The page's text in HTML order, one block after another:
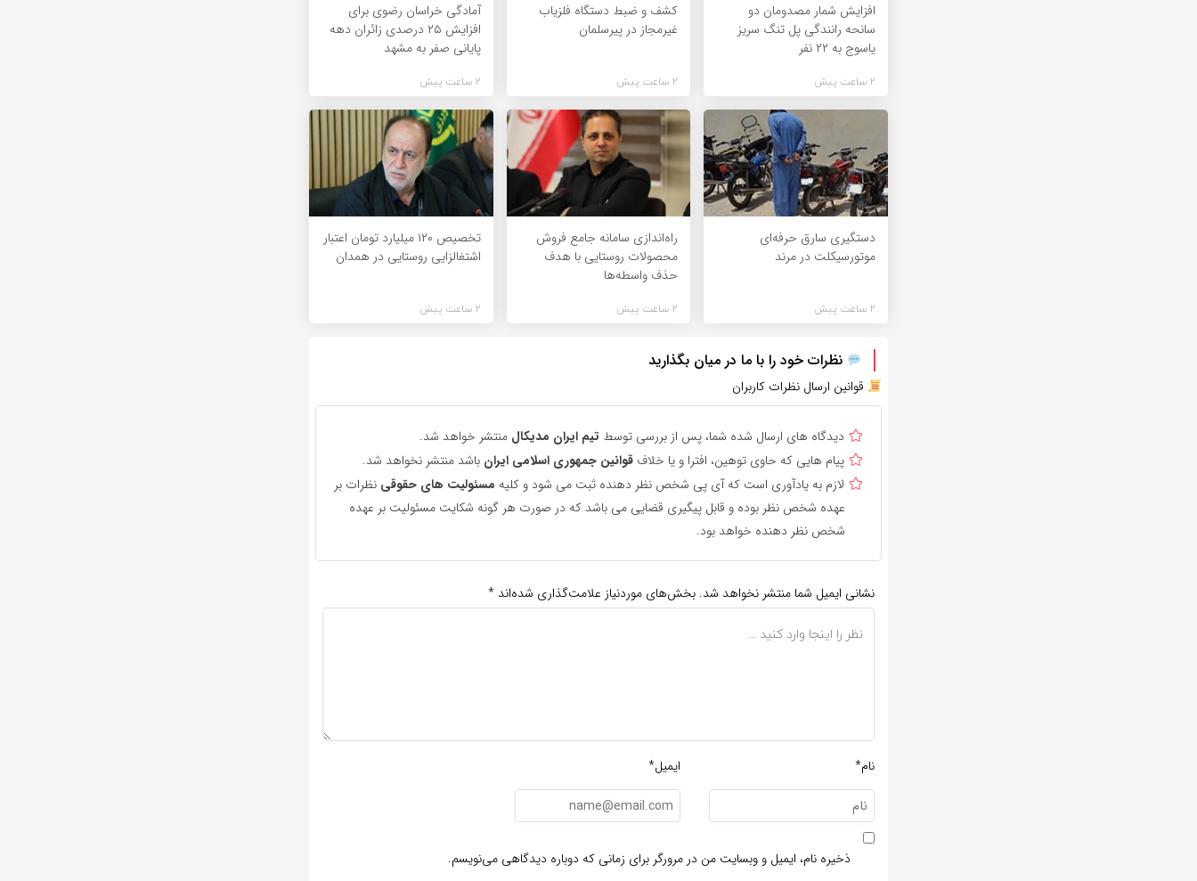
افزایش شمار مصدومان دو
سانحه رانندگی پل تنگ سریز
یاسوج به ۲۲ نفر
2 ساعت پیش
کشف و ضبط دستگاه فلزیاب
غیرمجاز در پیرسلمان
2 ساعت پیش
آمادگی خراسان رضوی برای
افزایش ۲۵ درصدی زائران دهه
پایانی صفر به مشهد
2 ساعت پیش
دستگیری سارق حرفه‌ای
موتورسیکلت در مرند
2 ساعت پیش
راه‌اندازی سامانه جامع فروش
محصولات روستایی با هدف
حذف واسطه‌ها
2 ساعت پیش
تخصیص ۱۲۰ میلیارد تومان اعتبار
اشتغالزایی روستایی در همدان
2 ساعت پیش
نظرات خود را با ما در میان بگذارید
قوانین ارسال نظرات کاربران
دیدگاه های ارسال شده شما، پس از بررسی توسط تیم ایران مدیکال منتشر خواهد شد.
پیام هایی که حاوی توهین، افترا و یا خلاف قوانین جمهوری اسلامی ایران باشد منتشر نخواهد شد.
لازم به یادآوری است که آی پی شخص نظر دهنده ثبت می شود و کلیه مسئولیت های حقوقی نظرات بر
عهده شخص نظر بوده و قابل پیگیری قضایی می باشد که در صورت هر گونه شکایت مسئولیت بر عهده
شخص نظر دهنده خواهد بود.
نشانی ایمیل شما منتشر نخواهد شد. بخش‌های موردنیاز علامت‌گذاری شده‌اند *
نام* ایمیل*
ذخیره نام، ایمیل و وبسایت من در مرورگر برای زمانی که دوباره دیدگاهی می‌نویسم.